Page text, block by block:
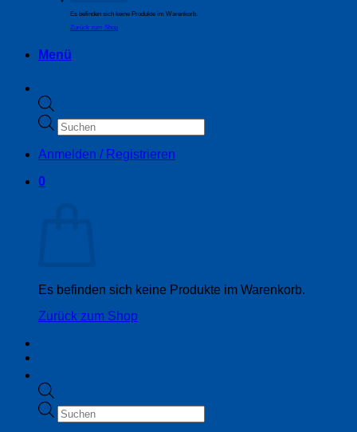
Products
search
Anmelden / Registrieren
0
Es befinden sich keine Produkte im Warenkorb.
Zurück zum Shop
Es befinden sich keine Produkte im Warenkorb.
Zurück zum Shop
Menü
Products
search